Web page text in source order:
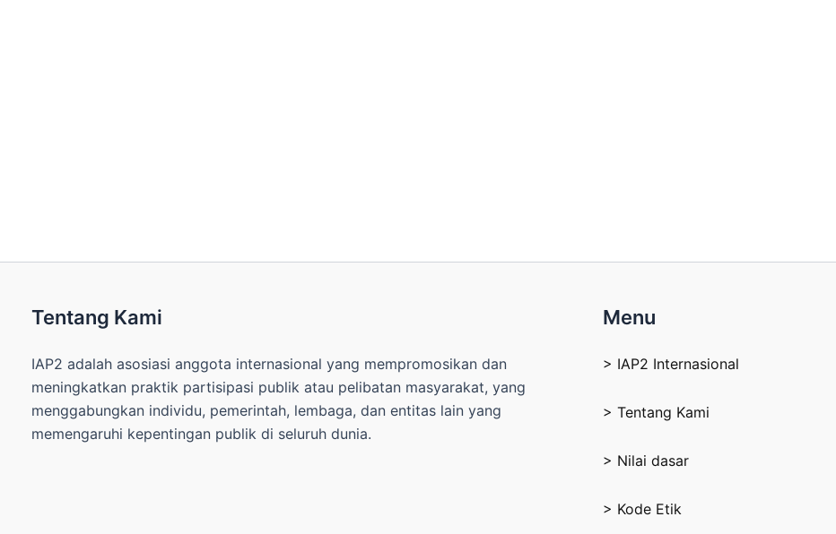
Tentang Kami
IAP2 adalah asosiasi anggota internasional yang mempromosikan dan
meningkatkan praktik partisipasi publik atau pelibatan masyarakat, yang
menggabungkan individu, pemerintah, lembaga, dan entitas lain yang
memengaruhi kepentingan publik di seluruh dunia.
Menu
> IAP2 Internasional
> Tentang Kami
> Nilai dasar
> Kode Etik